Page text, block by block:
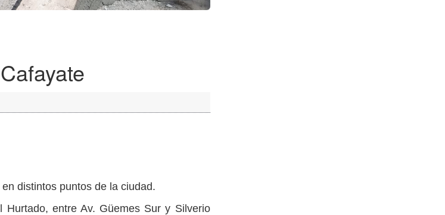
distintos puntos de la ciudad.
entre Av. Güemes Sur y Silverio